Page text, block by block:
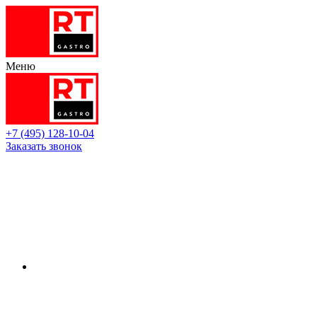
Меню
+7 (495) 128-10-04
Заказать звонок